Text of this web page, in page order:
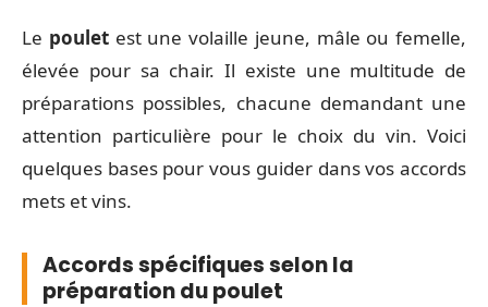
Le pouletest une volaille jeune, mâle ou femelle,
élevée pour sa chair. Il existe une multitude de
préparations possibles, chacune demandant une
attention particulière pour le choix du vin. Voici
quelques bases pour vous guider dans vos accords
mets et vins.
Accords spécifiques selon la
préparation du poulet